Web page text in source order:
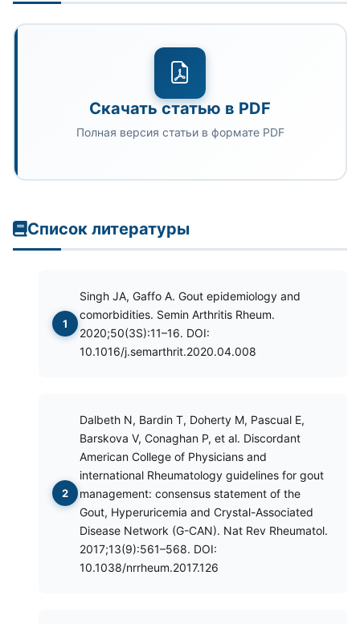
Скачать статью в PDF
Полная версия статьи в формате PDF
Список литературы
Singh JA, Gaffo A. Gout epidemiology and
comorbidities. Semin Arthritis Rheum.
2020;50(3S):11–16. DOI:
10.1016/j.semarthrit.2020.04.008
Dalbeth N, Bardin T, Doherty M, Pascual E,
Barskova V, Conaghan P, et al. Discordant
American College of Physicians and
international Rheumatology guidelines for gout
management: consensus statement of the
Gout, Hyperuricemia and Crystal-Associated
Disease Network (G-CAN). Nat Rev Rheumatol.
2017;13(9):561–568. DOI:
10.1038/nrrheum.2017.126